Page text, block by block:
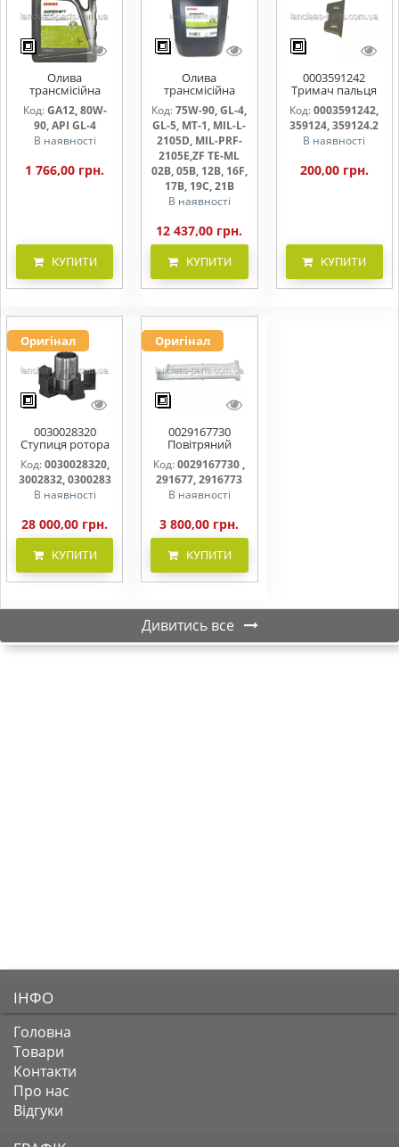
Олива
трансмісійна
AGRISHIFT GA12 5
л
Код:GA12, 80W-
90, API GL-4
В наявності
1 766,00 грн.
КУПИТИ
Олива
трансмісійна
AGRISHIFT SYN FE
75W90 20л
Код: 75W-90, GL-4,
GL-5, MT-1, MIL-L-
2105D, MIL-PRF-
2105E,ZF TE-ML
02B, 05B, 12B, 16F,
17B, 19C, 21B
В наявності
12 437,00 грн.
КУПИТИ
0003591242
Тримач пальця
жниварки
Код:0003591242,
359124, 359124.2
В наявності
200,00 грн.
КУПИТИ
Оригінал
0030028320
Ступиця ротора
CLAAS
Код:0030028320,
3002832, 0300283
В наявності
28 000,00 грн.
КУПИТИ
Оригінал
0029167730
Повітряний
фільтр бака
(фільтр AdBlue)
Код: 0029167730 ,
291677, 2916773
В наявності
3 800,00 грн.
КУПИТИ
Дивитись все
ІНФО
Головна
Товари
Контакти
Про нас
Відгуки